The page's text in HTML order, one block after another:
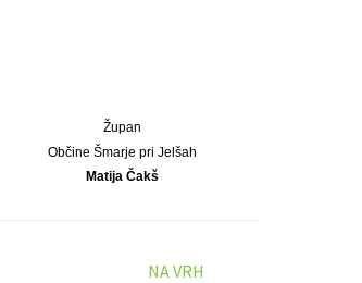
Župan
Občine Šmarje pri Jelšah
Matija Čakš
NA VRH